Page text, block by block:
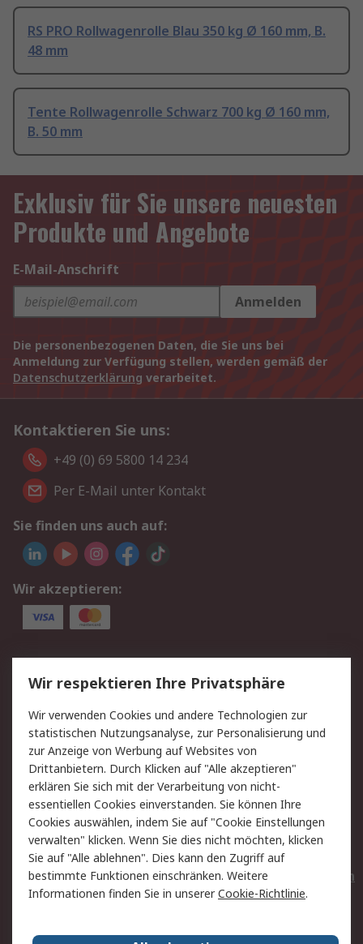
RS PRO Rollwagenrolle Blau 350 kg Ø 160 mm, B.
48 mm
Tente Rollwagenrolle Schwarz 700 kg Ø 160 mm,
B. 50 mm
Exklusiv für Sie unsere neuesten
Produkte und Angebote
E-Mail-Anschrift
Anmelden
Die personenbezogenen Daten, die Sie uns bei
Anmeldung zur Verfügung stellen, werden gemäß der
Datenschutzerklärung verarbeitet.
Kontaktieren Sie uns:
+49 (0) 69 5800 14 234
Per E-Mail unter Kontakt
Sie finden uns auch auf:
Wir akzeptieren:
Service
Value Added Services
Lieferlösungen
Rücksendungen
Kontakt
Hilfe
Privatkunden
Rechtliches
AGB
Datenschutz
Cookie-Richtlinie
Zahlungsbedingungen
Copyright/Impressum
Entsorgung
Elektrogeräte/Batterien
Wir respektieren Ihre Privatsphäre
Wir verwenden Cookies und andere Technologien zur
statistischen Nutzungsanalyse, zur Personalisierung und
zur Anzeige von Werbung auf Websites von
Drittanbietern. Durch Klicken auf "Alle akzeptieren"
erklären Sie sich mit der Verarbeitung von nicht-
essentiellen Cookies einverstanden. Sie können Ihre
Cookies auswählen, indem Sie auf "Cookie Einstellungen
verwalten" klicken. Wenn Sie dies nicht möchten, klicken
Sie auf "Alle ablehnen". Dies kann den Zugriff auf
bestimmte Funktionen einschränken. Weitere
Informationen finden Sie in unsererCookie-Richtlinie.